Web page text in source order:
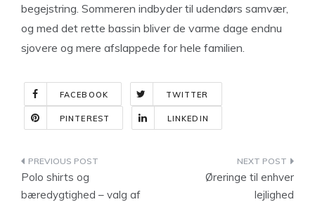
begejstring. Sommeren indbyder til udendørs samvær,
og med det rette bassin bliver de varme dage endnu
sjovere og mere afslappede for hele familien.
FACEBOOK TWITTER
PINTEREST LINKEDIN
Indlægsnavigation
Polo shirts og
bæredygtighed – valg af
Øreringe til enhver
lejlighed